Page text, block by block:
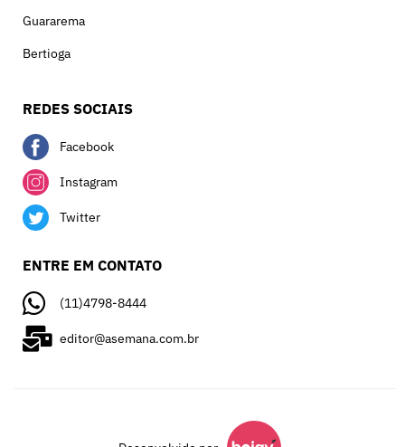
Guararema
Bertioga
REDES SOCIAIS
Facebook
Instagram
Twitter
ENTRE EM CONTATO
(11)4798-8444
editor@asemana.com.br